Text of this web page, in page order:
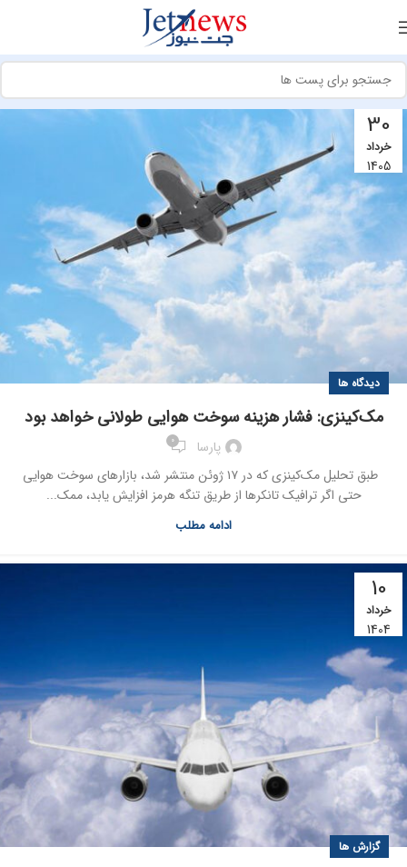
30
خرداد
1405
دیدگاه ها
مک‌کینزی: فشار هزینه‌ سوخت هوایی طولانی خواهد بود
پارسا 0
طبق تحلیل مک‌کینزی که در ۱۷ ژوئن منتشر شد، بازارهای سوخت هوایی
حتی اگر ترافیک تانکرها از طریق تنگه هرمز افزایش یابد، ممک...
ادامه مطلب
10
خرداد
1404
گزارش ها